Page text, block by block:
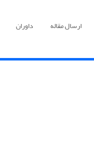
ارسال مقاله داوران